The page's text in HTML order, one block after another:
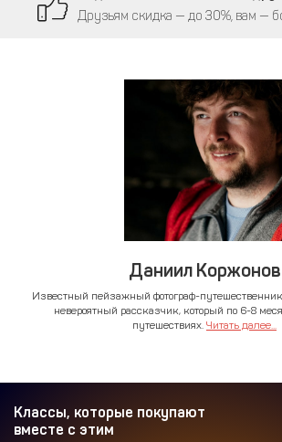
Друзьям скидка — до 30%, вам —
Даниил Коржонов
Известный пейзажный фотограф-
невероятный рассказчик, который по 6-8
путешествиях. Читать далее...
Классы, которые покупают
вместе с этим